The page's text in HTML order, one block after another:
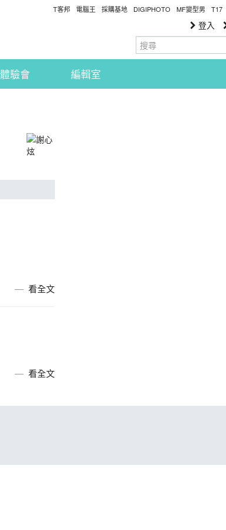
T客邦 電腦王 採購基地 DIGIPHOTO MF變型男 T17
登入
體驗會 編輯室
看全文
看全文